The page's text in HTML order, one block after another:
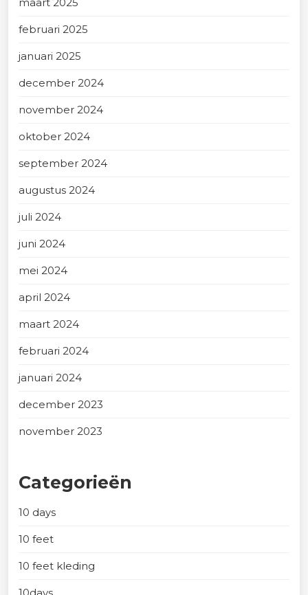
februari 2025
januari 2025
december 2024
november 2024
oktober 2024
september 2024
augustus 2024
juli 2024
juni 2024
mei 2024
april 2024
maart 2024
februari 2024
januari 2024
december 2023
november 2023
Categorieën
10 days
10 feet
10 feet kleding